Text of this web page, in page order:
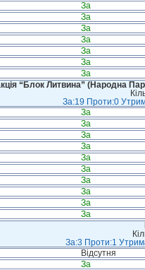
За
За
За
За
За
За
За
“Блок Литвина” (Народна
За:19 Проти:0
За
За
За
За
За
За
За
За
За
За
За:3 Проти:1
Відсутня
За